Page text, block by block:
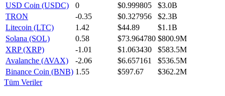
USD Coin (USDC)
0 $0.999805
$3.0B
TRON
-0.35 $0.327956
$2.3B
Litecoin (LTC)
1.42 $44.89
$1.1B
Solana (SOL)
0.58 $73.964780 $800.9M
XRP (XRP)
-1.01 $1.063430
$583.5M
Avalanche (AVAX)
-2.06 $6.657161
$536.5M
Binance Coin (BNB) 1.55 $597.67
$362.2M
Tüm Veriler